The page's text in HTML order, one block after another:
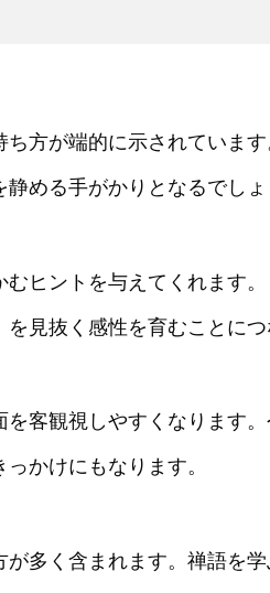
方が端的に示されていま
める手がかりとなるでしょ
ヒントを与えてくれます
見抜く感性を育むことにつ
客観視しやすくなります
かけにもなります。
多く含まれます。禅語を